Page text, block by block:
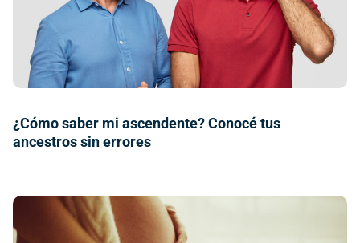
¿Cómo saber mi ascendente? Conocé tus
ancestros sin errores